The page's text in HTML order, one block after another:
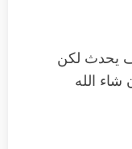
يحدث لكن
الله